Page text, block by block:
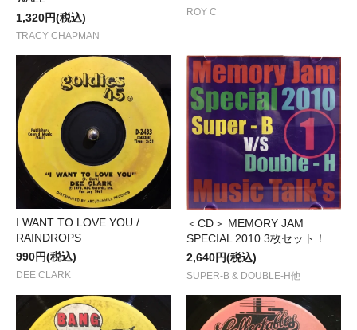
1,320円(税込)
TRACY CHAPMAN
ROY C
I WANT TO LOVE YOU /
RAINDROPS
990円(税込)
DEE CLARK
＜CD＞ MEMORY JAM
SPECIAL 2010 3枚セット！
2,640円(税込)
SUPER-B & DOUBLE-H他